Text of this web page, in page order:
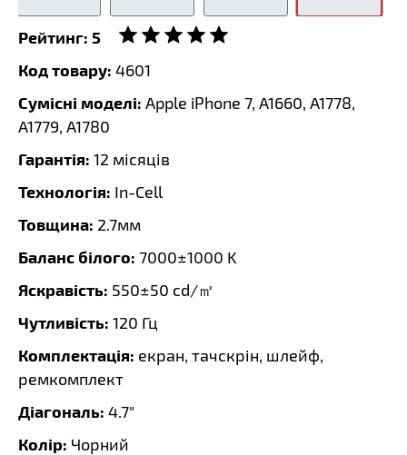
Рейтинг: 5
Код товару: 4601
Сумісні моделі: Apple iPhone 7, A1660, A1778,
A1779, A1780
Гарантія: 12 місяців
Технологія: In-Cell
Товщина: 2.7мм
Баланс білого: 7000±1000 K
Яскравість: 550±50 cd/㎡
Чутливість: 120 Гц
Комплектація: екран, тачскрін, шлейф,
ремкомплект
Діагональ: 4.7"
Колір: Чорний